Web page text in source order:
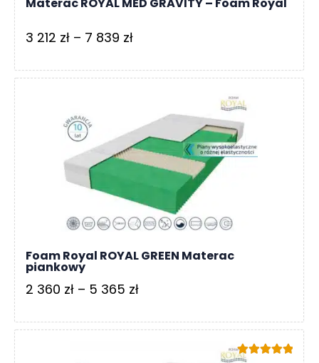
3 212 zł – 7 839 złZakres
od
212 zł
do
7
Foam Royal ROYAL GREEN Materac
piankowy
2 360 zł – 5 365 złZakres
od